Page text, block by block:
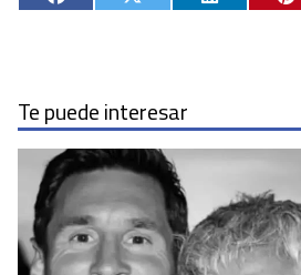
Te puede interesar